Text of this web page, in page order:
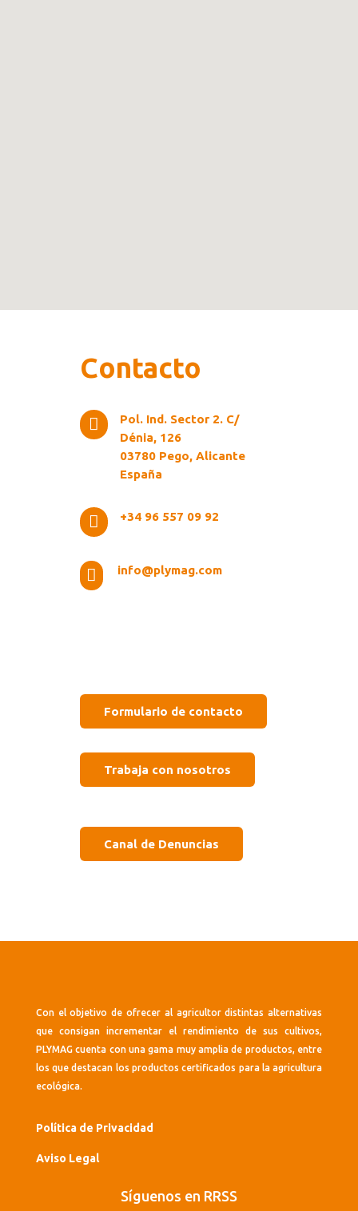
Contacto

Pol. Ind. Sector 2. C/
Dénia, 126
03780 Pego, Alicante
España
 +34 96 557 09 92
 info@plymag.com
Formulario de contacto
Trabaja con nosotros
Canal de Denuncias
Con el objetivo de ofrecer al agricultor distintas alternativas
que consigan incrementar el rendimiento de sus cultivos,
PLYMAG cuenta con una gama muy amplia de productos, entre
los que destacan los productos certificados para la agricultura
ecológica.
Política de Privacidad
Aviso Legal
Síguenos en RRSS